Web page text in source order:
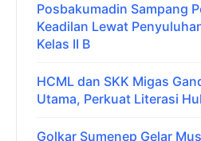
Posbakumadin Sampang
Keadilan Lewat
Kelas II B
HCML dan SKK Migas
Utama, Perkuat Literasi
Golkar Sumenep Gelar